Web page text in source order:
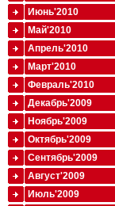
Июнь'2010
Май'2010
Апрель'2010
Март'2010
Февраль'2010
Декабрь'2009
Ноябрь'2009
Октябрь'2009
Сентябрь'2009
Август'2009
Июль'2009